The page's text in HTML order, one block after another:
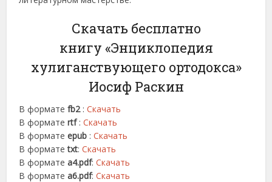
Скачать бесплатно
книгу «Энциклопедия
хулиганствующего ортодокса»
Иосиф Раскин
В форматеfb2:Скачать
В форматеrtf :Скачать
В форматеepub :Скачать
В форматеtxt:Скачать
В форматеa4.pdf:Скачать
В форматеa6.pdf:Скачать